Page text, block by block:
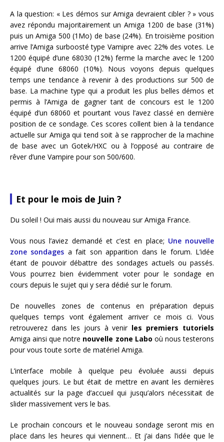
A la question: « Les démos sur Amiga devraient cibler ? » vous
avez répondu majoritairement un Amiga 1200 de base (31%)
puis un Amiga 500 (1Mo) de base (24%). En troisième position
arrive l’Amiga surboosté type Vamipre avec 22% des votes. Le
1200 équipé d’une 68030 (12%) ferme la marche avec le 1200
équipé d’une 68060 (10%). Nous voyons depuis quelques
temps une tendance à revenir à des productions sur 500 de
base. La machine type qui a produit les plus belles démos et
permis à l’Amiga de gagner tant de concours est le 1200
équipé d’un 68060 et pourtant vous l’avez classé en dernière
position de ce sondage. Ces scores collent bien à la tendance
actuelle sur Amiga qui tend soit à se rapprocher de la machine
de base avec un Gotek/HXC ou à l’opposé au contraire de
rêver d’une Vampire pour son 500/600.
Et pour le mois de Juin ?
Du soleil ! Oui mais aussi du nouveau sur Amiga France.
Vous nous l’aviez demandé et c’est en place; Une nouvelle
zone sondages a fait son apparition dans le forum. L’idée
étant de pouvoir débattre des sondages actuels ou passés.
Vous pourrez bien évidemment voter pour le sondage en
cours depuis le sujet qui y sera dédié sur le forum.
De nouvelles zones de contenus en préparation depuis
quelques temps vont également arriver ce mois ci. Vous
retrouverez dans les jours à venir les premiers tutoriels
Amiga ainsi que notre nouvelle zone Labo où nous testerons
pour vous toute sorte de matériel Amiga.
L’interface mobile à quelque peu évoluée aussi depuis
quelques jours. Le but était de mettre en avant les dernières
actualités sur la page d’accueil qui jusqu’alors nécessitait de
slider massivement vers le bas.
Le prochain concours et le nouveau sondage seront mis en
place dans les heures qui viennent… Et j’ai dans l’idée que le